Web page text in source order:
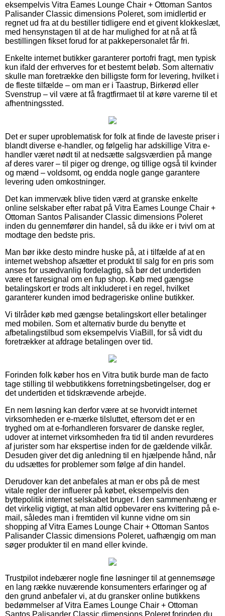
eksempelvis Vitra Eames Lounge Chair + Ottoman Santos
Palisander Classic dimensions Poleret, som imidlertid er
regnet ud fra at du bestiller tidligere end et givent klokkeslæt,
med hensynstagen til at de har mulighed for at nå at få
bestillingen fikset forud for at pakkepersonalet får fri.
Enkelte internet butikker garanterer portofri fragt, men typisk
kun ifald der erhverves for et bestemt beløb. Som alternativ
skulle man foretrække den billigste form for levering, hvilket i
de fleste tilfælde – om man er i Taastrup, Birkerød eller
Svenstrup – vil være at få fragtfirmaet til at køre varerne til et
afhentningssted.
Det er super uproblematisk for folk at finde de laveste priser i
blandt diverse e-handler, og følgelig har adskillige Vitra e-
handler været nødt til at nedsætte salgsværdien på mange
af deres varer – til piger og drenge, og tillige også til kvinder
og mænd – voldsomt, og endda nogle gange garantere
levering uden omkostninger.
Det kan immervæk blive tiden værd at granske enkelte
online selskaber efter rabat på Vitra Eames Lounge Chair +
Ottoman Santos Palisander Classic dimensions Poleret
inden du gennemfører din handel, så du ikke er i tvivl om at
modtage den bedste pris.
Man bør ikke desto mindre huske på, at i tilfælde af at en
internet webshop afsætter et produkt til salg for en pris som
anses for usædvanlig fordelagtig, så bør det undertiden
være et faresignal om en fup shop. Køb med gængse
betalingskort er trods alt inkluderet i en regel, hvilket
garanterer kunden imod bedrageriske online butikker.
Vi tilråder køb med gængse betalingskort eller betalinger
med mobilen. Som et alternativ burde du benytte et
afbetalingstilbud som eksempelvis ViaBill, for så vidt du
foretrækker at afdrage betalingen over tid.
Forinden folk køber hos en Vitra butik burde man de facto
tage stilling til webbutikkens forretningsbetingelser, dog er
det undertiden et tidskrævende arbejde.
En nem løsning kan derfor være at se hvorvidt internet
virksomheden er e-mærke tilsluttet, eftersom det er en
tryghed om at e-forhandleren forsvarer de danske regler,
udover at internet virksomheden fra tid til anden revurderes
af jurister som har ekspertise inden for de gældende vilkår.
Desuden giver det dig anledning til en hjælpende hånd, når
du udsættes for problemer som følge af din handel.
Derudover kan det anbefales at man er obs på de mest
vitale regler der influerer på købet, eksempelvis den
byttepolitik internet selskabet bruger. I den sammenhæng er
det virkelig vigtigt, at man altid opbevarer ens kvittering på e-
mail, således man i fremtiden vil kunne vidne om sin
shopping af Vitra Eames Lounge Chair + Ottoman Santos
Palisander Classic dimensions Poleret, uafhængig om man
søger produkter til en mand eller kvinde.
Trustpilot indebærer nogle fine løsninger til at gennemsøge
en lang række nuværende konsumenters erfaringer og af
den grund anbefaler vi, at du gransker online butikkens
bedømmelser af Vitra Eames Lounge Chair + Ottoman
Santos Palisander Classic dimensions Poleret forinden du